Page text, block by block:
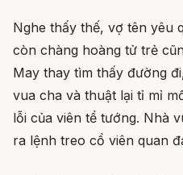
Nghe thấy thế, vợ tên yêu
còn chàng hoàng tử trẻ
May thay tìm thấy đường
vua cha và thuật lại tỉ mỉ
lỗi của viên tể tướng. Nhà
ra lệnh treo cổ viên quan